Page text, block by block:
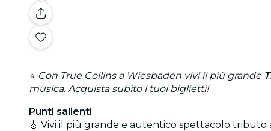
⭐ Con True Collins a Wiesbaden vivi il più grande
musica. Acquista subito i tuoi biglietti!
Punti salienti
🎸 Vivi il più grande e autentico spettacolo tributo